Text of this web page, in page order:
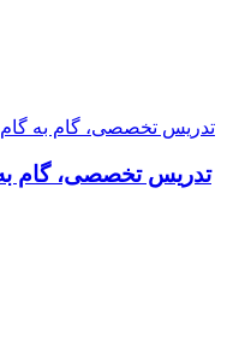
تدریس تخصصی، گام